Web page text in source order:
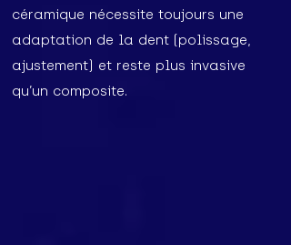
céramique nécessite toujours une
adaptation de la dent (polissage,
ajustement) et reste plus invasive
qu’un composite.